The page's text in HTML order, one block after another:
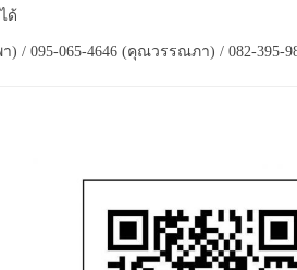
ด้
) / 095-065-4646 (คุณวรรณภา) / 082-395-